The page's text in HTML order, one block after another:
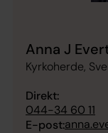
Anna J
Kyrkoherde,
Direkt:
044-34 60 11
E-post: